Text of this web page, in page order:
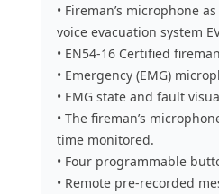
• Fireman’s microphone
voice evacuation system
• EN54-16 Certified
• Emergency (EMG)
• EMG state and fault
• The fireman’s
time monitored.
• Four programmable
• Remote pre-recorded